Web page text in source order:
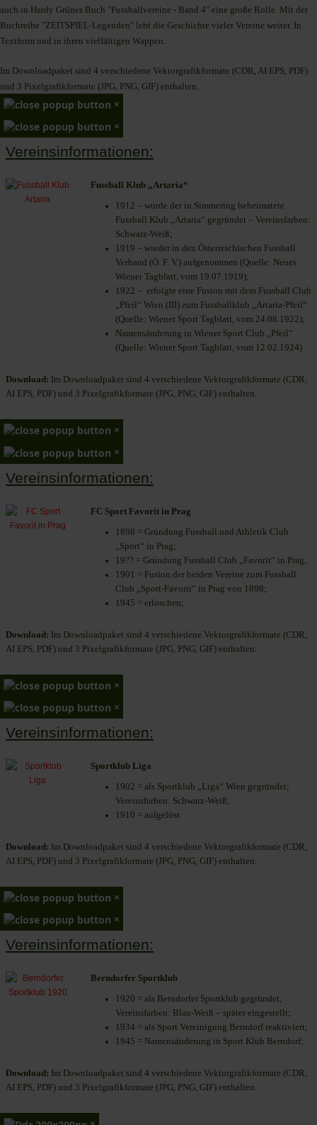
auch in Hardy Grünes Buch "Fussballvereine - Band 4" eine große Rolle. Mit der
Buchreihe "ZEITSPIEL-Legenden" lebt die Geschichte vieler Vereine weiter. In
Textform und in ihren vielfältigen Wappen.
Im Downloadpaket sind 4 verschiedene Vektorgrafikformate (CDR, AI EPS, PDF)
und 3 Pixelgrafikformate (JPG, PNG, GIF) enthalten.
×
×
Vereinsinformationen:
Fussball Klub „Artaria“
1912 – wurde der in Simmering beheimatete
Fussball Klub „Artaria“ gegründet – Vereinsfarben:
Schwarz-Weiß;
1919 – wieder in den Österreichischen Fussball
Verband (Ö. F. V.) aufgenommen (Quelle: Neues
Wiener Tagblatt, vom 19.07.1919);
1922 – erfolgte eine Fusion mit dem Fussball Club
„Pfeil“ Wien (III) zum Fussballklub „Artaria-Pfeil“
(Quelle: Wiener Sport Tagblatt, vom 24.08.1922);
Namensänderung in Wiener Sport Club „Pfeil“
(Quelle: Wiener Sport Tagblatt, vom 12.02.1924)
Download: Im Downloadpaket sind 4 verschiedene Vektorgrafikformate (CDR,
AI EPS, PDF) und 3 Pixelgrafikformate (JPG, PNG, GIF) enthalten.
×
×
Vereinsinformationen:
FC Sport Favorit in Prag
1898 = Gründung Fussball und Athletik Club
„Sport“ in Prag;
19?? = Gründung Fussball Club „Favorit“ in Prag;
1901 = Fusion der beiden Vereine zum Fussball
Club „Sport-Favorit“ in Prag von 1898;
1945 = erloschen;
Download: Im Downloadpaket sind 4 verschiedene Vektorgrafikformate (CDR,
AI EPS, PDF) und 3 Pixelgrafikformate (JPG, PNG, GIF) enthalten.
×
×
Vereinsinformationen:
Sportklub Liga
1902 = als Sportklub „Liga“ Wien gegründet;
Vereinsfarben: Schwarz-Weiß;
1910 = aufgelöst
Download: Im Downloadpaket sind 4 verschiedene Vektorgrafikformate (CDR,
AI EPS, PDF) und 3 Pixelgrafikformate (JPG, PNG, GIF) enthalten.
×
×
Vereinsinformationen:
Berndorfer Sportklub
1920 = als Berndorfer Sportklub gegründet;
Vereinsfarben: Blau-Weiß – später eingestellt;
1934 = als Sport Vereinigung Berndorf reaktiviert;
1945 = Namensänderung in Sport Klub Berndorf;
Download: Im Downloadpaket sind 4 verschiedene Vektorgrafikformate (CDR,
AI EPS, PDF) und 3 Pixelgrafikformate (JPG, PNG, GIF) enthalten.